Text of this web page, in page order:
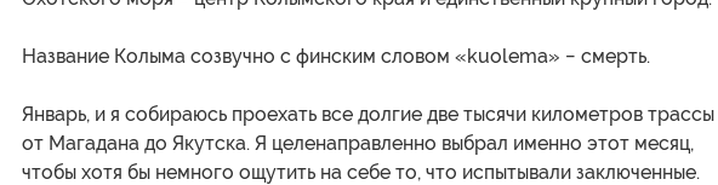
Название Колыма созвучно с финским словом «kuolema» − смерть.
Январь, и я собираюсь проехать все долгие две тысячи километров трассы
от Магадана до Якутска. Я целенаправленно выбрал именно этот месяц,
чтобы хотя бы немного ощутить на себе то, что испытывали заключенные.